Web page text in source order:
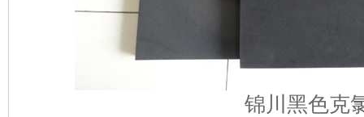
锦川黑色克